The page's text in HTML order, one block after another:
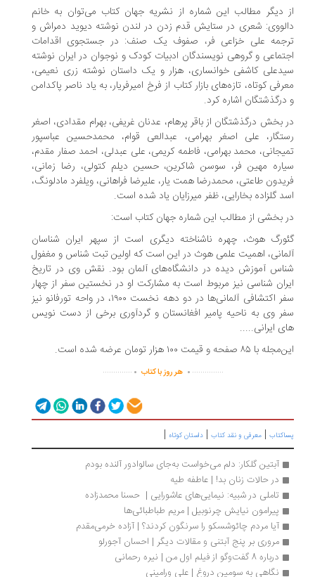
از دیگر مطالب این شماره از نشریه جهان کتاب می‌توان به خانم
دالووی: شعری در ستایش قدم زدن در لندن نوشته دیوید دمراش و
ترجمه علی خزاعی فر، صفوف یک صنف: در جستجوی اقدامات
اجتماعی و گروهی نویسندگان ادبیات کودک و نوجوان در ایران نوشته
سیدعلی کاشفی خوانساری، هزار و یک داستان نوشته زری نعیمی،
معرفی کوتاه، تازه‌های بازار کتاب از فرخ امیرفریار، به یاد ناصر پاکدامن
و درگذشتگان اشاره کرد.
در بخش درگذشتگان از باقر پرهام، عدنان غریفی، بهرام مقدادی، اصغر
رستگار، علی اصغر بهرامی، عبدالعی قوام، محمدحسین عباسپور
تمیجانی، محمد بهرامی، فاطمه کریمی، علی عبدلی، احمد صفار مقدم،
سیاره مهین فر، سوسن شاکرین، حسین دیلم کتولی، رضا زمانی،
فریدون طاعتی، محمدرضا همت یار، علیرضا فراهانی، ویلفرد مادلونگ،
اسد گلزاده بخارایی، ظفر میرزایان یاد شده است.
در بخشی از مطالب این شماره جهان کتاب است:
گئورگ هوث، چهره ناشناخته دیگری است از سپهر ایران شناسان
آلمانی، اهمیت علمی هوث در این است که اولین تبت شناس و مغفول
شناس آموزش دیده در دانشگاه‌های آلمان بود. نقش وی در تاریخ
ایران شناسی نیز مربوط است به مشارکت او در نخستین سفر از چهار
سفر اکتشافی آلمانی‌ها در دو دهه نخست ۱۹۰۰، در واحه تورفانو نیز
سفر وی به ناحیه پامیر افغانستان و گردآوری برخی از دست نویس
های ایرانی.....
این‌مجله با ۸۵ صفحه و قیمت ۱۰۰ هزار تومان عرضه شده است.
...............
. هر روز با کتاب .
..............
پساکتاب | معرفی و نقد کتاب | داستان کوتاه |
آبتین گلکار: دلم می‌خواست به‌جای سالوادور آلنده بودم
در حالات زنان بد! | عاطفه طیه
تاملی در شبیه: نیمایی‌های عاشورایی |  حسنا محمدزاده
پیرامون نیایش چرنوبیل | مریم طباطبائی‌ها
آیا مردم چائوشسکو را سرنگون کردند؟ | آزاده خرمی‌مقدم
مروری بر پنج آبتنی و مقالات دیگر | احسان آجورلو
درباره 8 گفت‌وگو از فیلم اول من | نیره رحمانی
نگاهی به سومین دروغ | علی ورامینی